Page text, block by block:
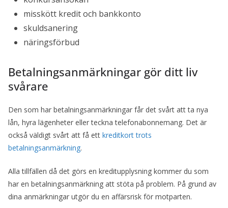
misskött kredit och bankkonto
skuldsanering
näringsförbud
Betalningsanmärkningar gör ditt liv
svårare
Den som har betalningsanmärkningar får det svårt att ta nya
lån, hyra lägenheter eller teckna telefonabonnemang. Det är
också väldigt svårt att få ett kreditkort trots
betalningsanmärkning.
Alla tillfällen då det görs en kreditupplysning kommer du som
har en betalningsanmärkning att stöta på problem. På grund av
dina anmärkningar utgör du en affärsrisk för motparten.